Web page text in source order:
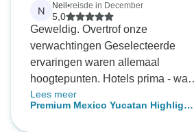
N Neil •reisde in December
5,0
Geweldig. Overtrof onze
verwachtingen Geselecteerde
ervaringen waren allemaal
hoogtepunten. Hotels prima - wat
kleine niggles maar geen zorgen.
Grote lof voor Alejandro - onze
Lees meer
Premium Mexico Yucatan Highlights